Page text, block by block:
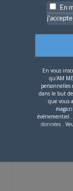
partager
sur
dans
nouvelle
PARLEZ-EN À
A PROPOS
En
En vous
qu'AM
personnelles
dans le but
que vous
données .